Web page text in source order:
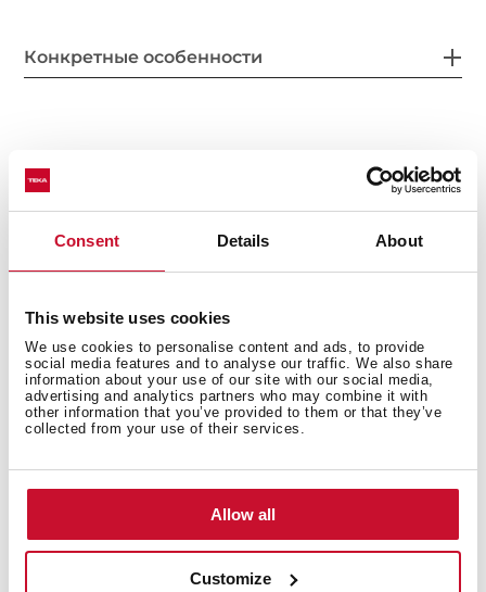
Consent Details About
This website uses cookies
We use cookies to personalise content and ads, to provide
social media features and to analyse our traffic. We also share
information about your use of our site with our social media,
advertising and analytics partners who may combine it with
other information that you’ve provided to them or that they’ve
collected from your use of their services.
Allow all
Customize
Конкретные особенности
Электросоединение
Система безопасности